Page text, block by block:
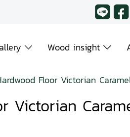
Wood insight
Floor Victorian
Victorian